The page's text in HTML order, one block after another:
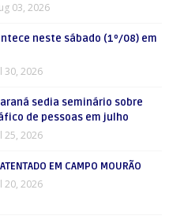
03, 2026
neste sábado (1º/08) em
30, 2026
sedia seminário sobre
de pessoas em julho
25, 2026
EM CAMPO MOURÃO
20, 2026